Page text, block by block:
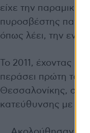
είχε την
πυροσβέστης
όπως λέει, την
Το 2011, έχοντας
περάσει πρώτη το
Θεσσαλονίκης,
κατεύθυνσης με